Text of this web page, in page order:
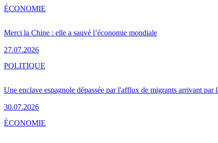
Merci la Chine : elle a sauvé l’économie mondiale
27.07.2026
ÉCONOMIE
Une enclave espagnole dépassée par l'afflux de migrants arrivant par
30.07.2026
POLITIQUE
ÉCONOMIE